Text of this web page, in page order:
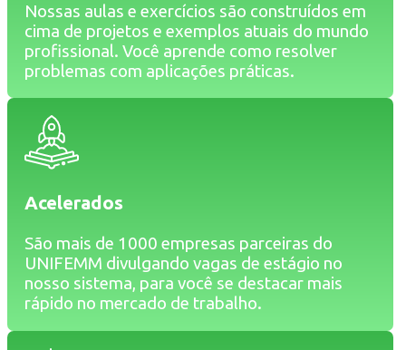
Nossas aulas e exercícios são construídos em
cima de projetos e exemplos atuais do mundo
profissional. Você aprende como resolver
problemas com aplicações práticas.
Acelerados
São mais de 1000 empresas parceiras do
UNIFEMM divulgando vagas de estágio no
nosso sistema, para você se destacar mais
rápido no mercado de trabalho.